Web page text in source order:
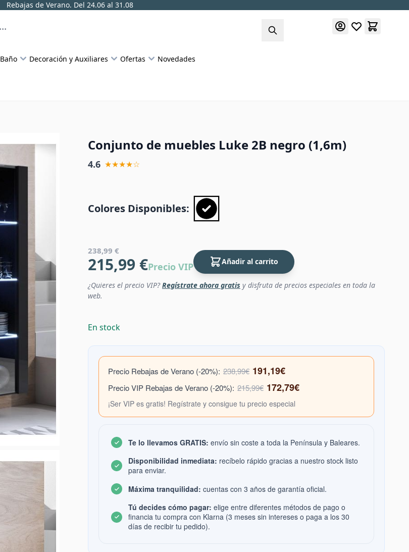
Rebajas de Verano. Del 24.06 al 31.08
Baño Decoración y Auxiliares Ofertas Novedades
Conjunto de muebles Luke 2B negro (1,6m)
4.6 ★★★★☆
Colores Disponibles:
238,99 €
215,99 €Precio VIP Añadir al carrito
¿Quieres el precio VIP?Regístrate ahora gratis y disfruta de precios especiales en toda la
web.
En stock
Precio Rebajas de Verano (-20%): 238,99€ 191,19€
Precio VIP Rebajas de Verano (-20%): 215,99€ 172,79€
¡Ser VIP es gratis! Regístrate y consigue tu precio especial
Te lo llevamos GRATIS: envío sin coste a toda la Península y Baleares.
Disponibilidad inmediata: recíbelo rápido gracias a nuestro stock listo
para enviar.
Máxima tranquilidad: cuentas con 3 años de garantía oficial.
Tú decides cómo pagar: elige entre diferentes métodos de pago o
financia tu compra con Klarna (3 meses sin intereses o paga a los 30
días de recibir tu pedido).